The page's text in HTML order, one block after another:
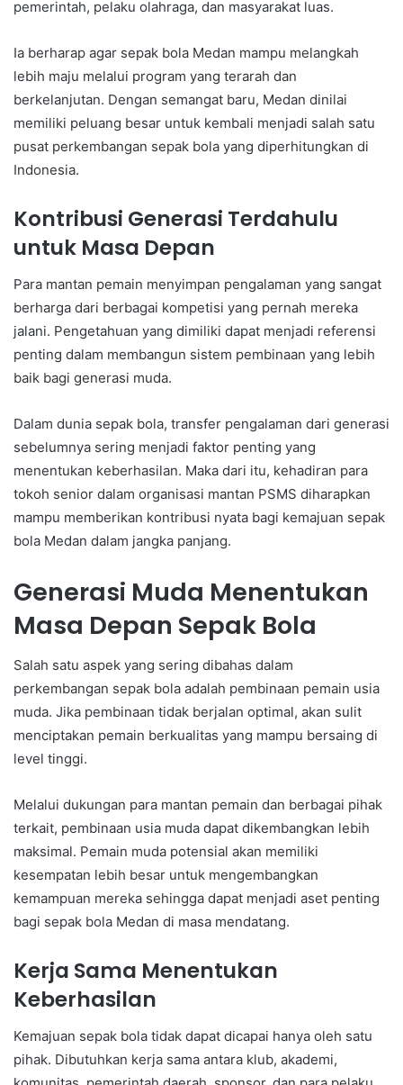
pemerintah, pelaku olahraga, dan masyarakat luas.
Ia berharap agar sepak bola Medan mampu melangkah
lebih maju melalui program yang terarah dan
berkelanjutan. Dengan semangat baru, Medan dinilai
memiliki peluang besar untuk kembali menjadi salah satu
pusat perkembangan sepak bola yang diperhitungkan di
Indonesia.
Kontribusi Generasi Terdahulu
untuk Masa Depan
Para mantan pemain menyimpan pengalaman yang sangat
berharga dari berbagai kompetisi yang pernah mereka
jalani. Pengetahuan yang dimiliki dapat menjadi referensi
penting dalam membangun sistem pembinaan yang lebih
baik bagi generasi muda.
Dalam dunia sepak bola, transfer pengalaman dari generasi
sebelumnya sering menjadi faktor penting yang
menentukan keberhasilan. Maka dari itu, kehadiran para
tokoh senior dalam organisasi mantan PSMS diharapkan
mampu memberikan kontribusi nyata bagi kemajuan sepak
bola Medan dalam jangka panjang.
Generasi Muda Menentukan
Masa Depan Sepak Bola
Salah satu aspek yang sering dibahas dalam
perkembangan sepak bola adalah pembinaan pemain usia
muda. Jika pembinaan tidak berjalan optimal, akan sulit
menciptakan pemain berkualitas yang mampu bersaing di
level tinggi.
Melalui dukungan para mantan pemain dan berbagai pihak
terkait, pembinaan usia muda dapat dikembangkan lebih
maksimal. Pemain muda potensial akan memiliki
kesempatan lebih besar untuk mengembangkan
kemampuan mereka sehingga dapat menjadi aset penting
bagi sepak bola Medan di masa mendatang.
Kerja Sama Menentukan
Keberhasilan
Kemajuan sepak bola tidak dapat dicapai hanya oleh satu
pihak. Dibutuhkan kerja sama antara klub, akademi,